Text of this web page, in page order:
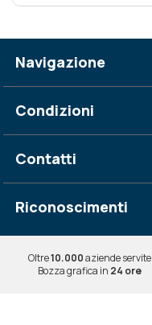
Navigazione
Condizioni
Contatti
Riconoscimenti
Oltre10.000aziende servite
Bozza grafica in 24 ore